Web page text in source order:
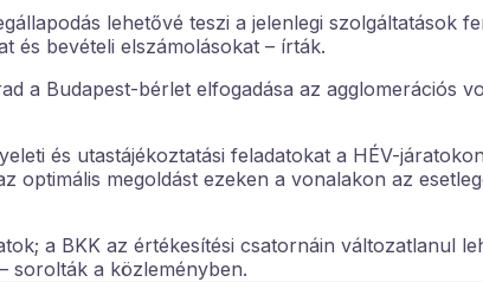
lehetővé teszi a jelenlegi szolgáltatások
és bevételi elszámolásokat – írták.
a Budapest-bérlet elfogadása az agglomerációs
és utastájékoztatási feladatokat a HÉV-
optimális megoldást ezeken a vonalakon az
a BKK az értékesítési csatornáin változatlanul
sorolták a közleményben.